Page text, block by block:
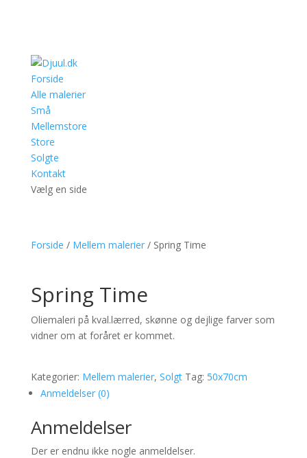
Forside
Alle malerier
Små
Mellemstore
Store
Solgte
Kontakt
Vælg en side
Forside / Mellem malerier/ Spring Time
Spring Time
Oliemaleri på kval.lærred, skønne og dejlige farver som
vidner om at foråret er kommet.
Kategorier: Mellem malerier, Solgt Tag: 50x70cm
Anmeldelser (0)
Anmeldelser
Der er endnu ikke nogle anmeldelser.